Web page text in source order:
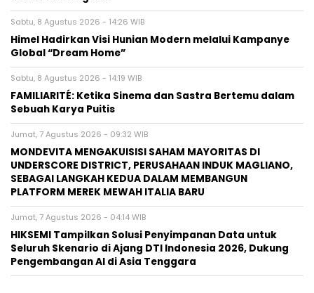
Sabtu, 8 Agustus 2026 - 14:26 WIB
Himel Hadirkan Visi Hunian Modern melalui Kampanye
Global “Dream Home”
Sabtu, 8 Agustus 2026 - 14:19 WIB
FAMILIARITÉ: Ketika Sinema dan Sastra Bertemu dalam
Sebuah Karya Puitis
Jumat, 7 Agustus 2026 - 09:32 WIB
MONDEVITA MENGAKUISISI SAHAM MAYORITAS DI
UNDERSCORE DISTRICT, PERUSAHAAN INDUK MAGLIANO,
SEBAGAI LANGKAH KEDUA DALAM MEMBANGUN
PLATFORM MEREK MEWAH ITALIA BARU
Jumat, 7 Agustus 2026 - 04:14 WIB
HIKSEMI Tampilkan Solusi Penyimpanan Data untuk
Seluruh Skenario di Ajang DTI Indonesia 2026, Dukung
Pengembangan AI di Asia Tenggara